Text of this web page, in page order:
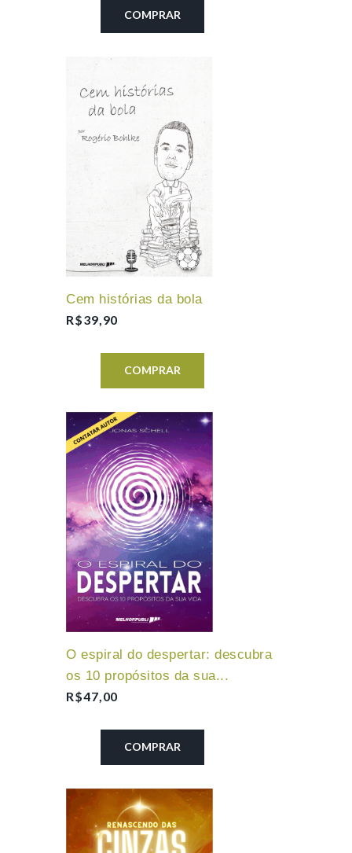
COMPRAR
Cem histórias da bola
R$39,90
COMPRAR
O espiral do despertar: descubra
os 10 propósitos da sua...
R$47,00
COMPRAR